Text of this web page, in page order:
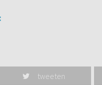
tweeten